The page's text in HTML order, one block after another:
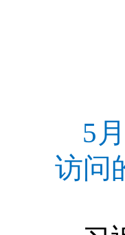
5
访问